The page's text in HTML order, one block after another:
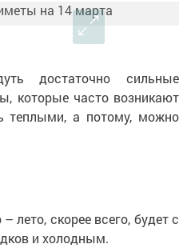
достаточно сильные
которые часто возникают
теплыми, а потому, можно
лето, скорее всего, будет с
и холодным.